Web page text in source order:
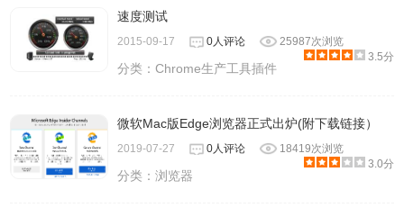
速度测试
2015-09-17 0人评论
25987次浏览
3.5分
分类：Chrome生产工具插件
微软Mac版Edge浏览器正式出炉(附下载链接）
2019-07-27 0人评论
18419次浏览
3.0分
分类：浏览器